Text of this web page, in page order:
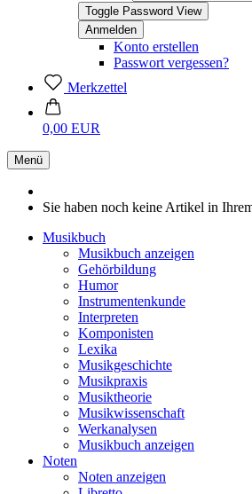
Toggle Password View
Konto erstellen
Passwort vergessen?
Merkzettel
0,00 EUR
Menü
Sie haben noch keine Artikel in
Musikbuch
Musikbuch anzeigen
Gehörbildung
Humor
Instrumentenkunde
Interpreten
Komponisten
Lexika
Musikgeschichte
Musikpraxis
Musiktheorie
Musikwissenschaft
Werkanalysen
Musikbuch anzeigen
Noten
Noten anzeigen